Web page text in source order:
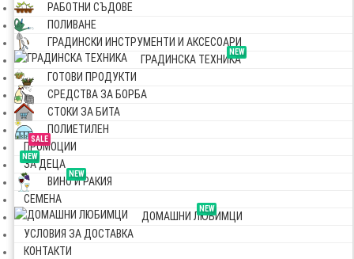
РАБОТНИ СЪДОВЕ
ПОЛИВАНЕ
ГРАДИНСКИ ИНСТРУМЕНТИ И АКСЕСОАРИ
NEW
ГРАДИНСКА ТЕХНИКА
ГОТОВИ ПРОДУКТИ
СРЕДСТВА ЗА БОРБА
СТОКИ ЗА БИТА
ПОЛИЕТИЛЕН
SALE
ПРОМОЦИИ
NEW
ЗА ДЕЦА
NEW
ВИНО И РАКИЯ
СЕМЕНА
NEW
ДОМАШНИ ЛЮБИМЦИ
УСЛОВИЯ ЗА ДОСТАВКА
КОНТАКТИ